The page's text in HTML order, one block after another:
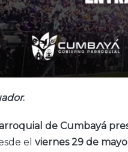
.
de Cumbayá
el viernes 29 de mayo